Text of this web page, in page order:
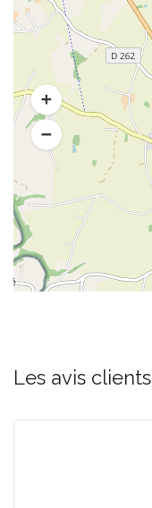
Les avis clients